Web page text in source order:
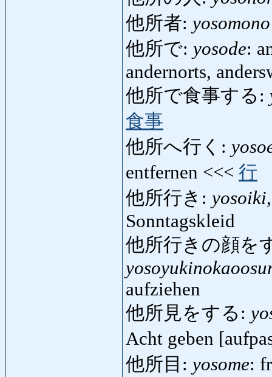
他所者: yosomono
他所で: yosode:
andernorts,
他所で食事する:
食事
他所へ行く:
entfernen <<< 行
他所行き:
Sonntagskleid
他所行きの顔を
aufziehen
他所見をする:
Acht geben
他所目: yosome: